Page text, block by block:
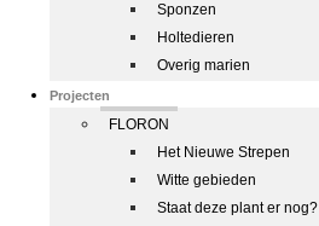
Sponzen
Holtedieren
Overig marien
Projecten
FLORON
Het Nieuwe Strepen
Witte gebieden
Staat deze plant er nog?